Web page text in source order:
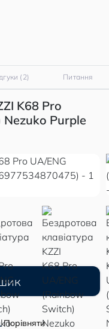
(2) Питання
K68 Pro
Purple
Порівняти